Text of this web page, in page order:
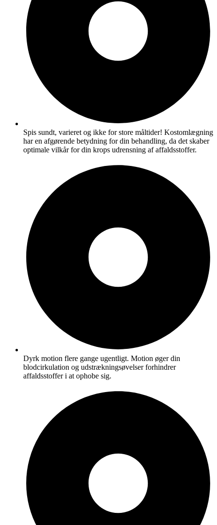
Spis sundt, varieret og ikke for store måltider! Kostomlægning
har en afgørende betydning for din behandling, da det skaber
optimale vilkår for din krops udrensning af affaldsstoffer.
Dyrk motion flere gange ugentligt. Motion øger din
blodcirkulation og udstrækningsøvelser forhindrer
affaldsstoffer i at ophobe sig.